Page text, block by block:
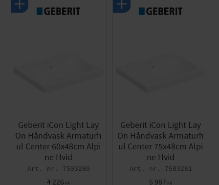
Geberit iCon Light Lay
On Håndvask Armaturh
ul Center 60x48cm Alpi
ne Hvid
7503280
4 226 KR
Geberit iCon Light Lay
On Håndvask Armaturh
ul Center 75x48cm Alpi
ne Hvid
7503281
5 987 KR